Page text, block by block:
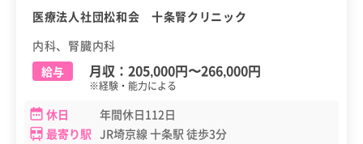
医療法人社団松和会 十条腎クリニック
内科、腎臓内科
給与
月収： 205,000円〜266,000円
※経験・能力による
休日
年間休日112日
最寄り駅 JR埼京線 十条駅 徒歩3分